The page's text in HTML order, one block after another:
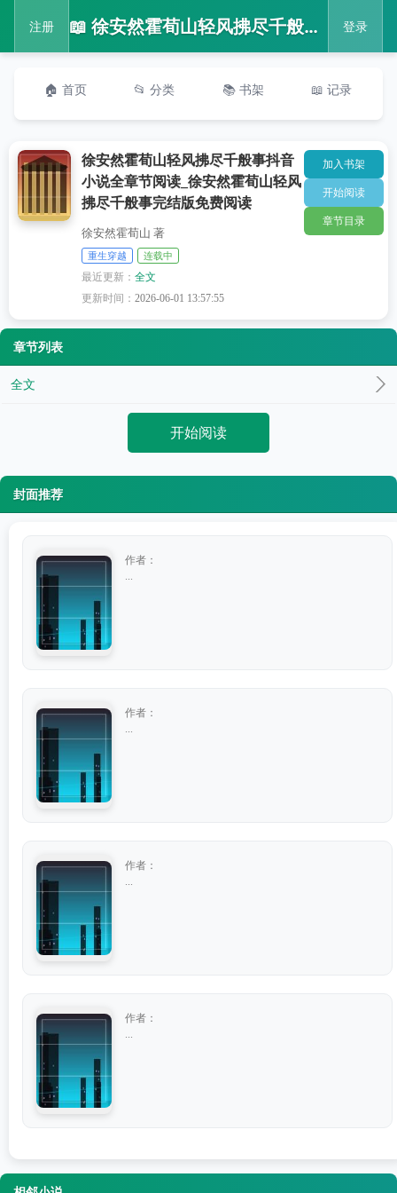
注册 📖 徐安然霍荀山轻风拂尽千般事抖音小说全章节阅读_徐安然霍荀山轻风拂尽千般事完结版免费阅读 登录
🏠 首页 📂 分类 📚 书架 📖 记录
徐安然霍荀山轻风拂尽千般事抖音
小说全章节阅读_徐安然霍荀山轻风
拂尽千般事完结版免费阅读
徐安然霍荀山 著
重生穿越 连载中
最近更新：全文
更新时间：2026-06-01 13:57:55
加入书架
开始阅读
章节目录
章节列表
全文
开始阅读
封面推荐
作者：
作者：
作者：
作者：